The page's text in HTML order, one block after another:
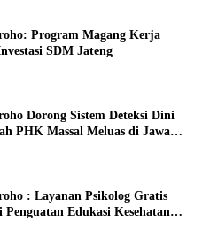
Program Magang Kerja
SDM Jateng
Dorong Sistem Deteksi Dini
PHK Massal Meluas di Jawa
: Layanan Psikolog Gratis
Edukasi Kesehatan